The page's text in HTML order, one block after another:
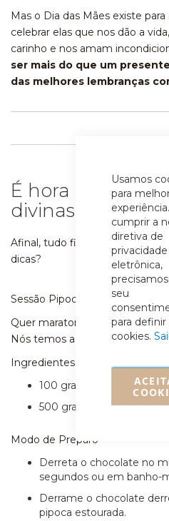
Usamos
para
cumprir a
diretiva de
privacidade
eletrônica,
seu
para definir
cookies.
Mas o Dia das Mães existe
celebrar elas que nos dão a
carinho e nos amam
ser mais do que um
das melhores lembranças
É hora de criar
divinas com sua
Afinal, tudo fica melhor com
dicas?
Sessão Pipoca com chocolate
Quer maratonar as séries ou
Nós temos a receita perfeita:
Ingredientes
100 gramas de pipoca
500 gramas de chocolate
Modo de Preparo
Derreta o chocolate no
segundos ou em banho-
Derrame o chocolate
pipoca estourada.